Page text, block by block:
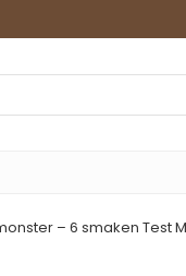
– 6 smaken Test